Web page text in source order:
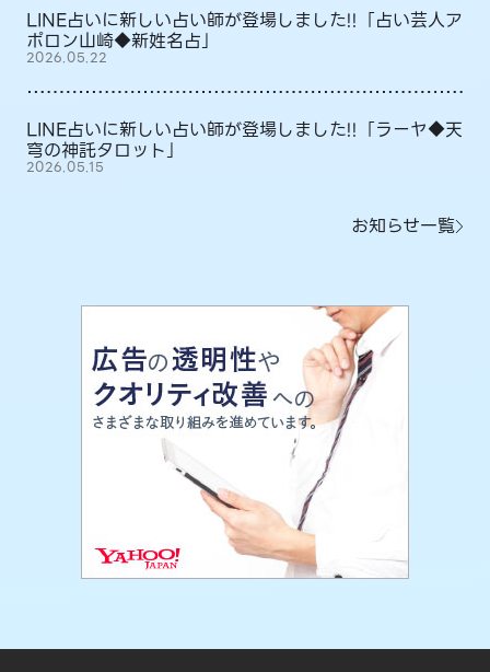
LINE占いに新しい占い師が登場しました!!「占い芸人ア
ポロン山崎◆新姓名占」
2026.05.22
LINE占いに新しい占い師が登場しました!!「ラーヤ◆天
穹の神託タロット」
2026.05.15
お知らせ一覧